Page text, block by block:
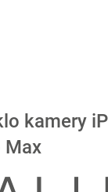
kamery
Max